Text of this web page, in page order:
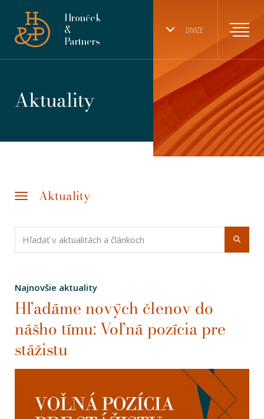
DIVIZE
Hronček
&
Partners
Aktuality
Aktuality
Najnovšie aktuality
Hľadáme nových členov do
nášho tímu: Voľná pozícia pre
stážistu